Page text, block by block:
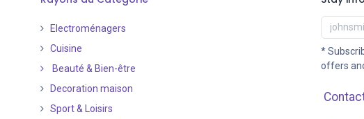
Electroménagers
Cuisine
Beauté & Bien-être
Decoration maison
Sport & Loisirs
*
offers